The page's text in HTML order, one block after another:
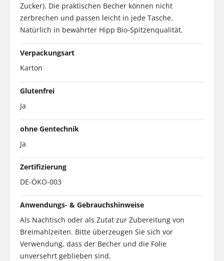
Zucker). Die praktischen Becher können nicht
zerbrechen und passen leicht in jede Tasche.
Natürlich in bewährter Hipp Bio-Spitzenqualität.
Verpackungsart
Karton
Glutenfrei
Ja
ohne Gentechnik
Ja
Zertifizierung
DE-ÖKO-003
Anwendungs- & Gebrauchshinweise
Als Nachtisch oder als Zutat zur Zubereitung von
Breimahlzeiten. Bitte überzeugen Sie sich vor
Verwendung, dass der Becher und die Folie
unversehrt geblieben sind.